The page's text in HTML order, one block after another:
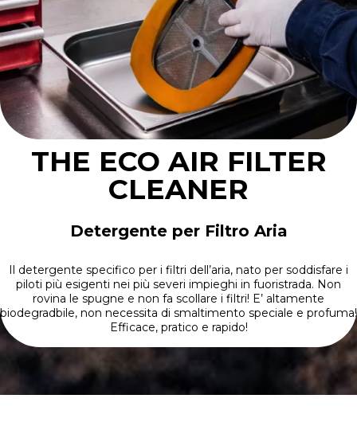
THE ECO AIR FILTER
CLEANER
Detergente per Filtro Aria
Il detergente specifico per i filtri dell’aria, nato per soddisfare i
piloti più esigenti nei più severi impieghi in fuoristrada. Non
rovina le spugne e non fa scollare i filtri! E’ altamente
biodegradbile, non necessita di smaltimento speciale e profuma!
Efficace, pratico e rapido!